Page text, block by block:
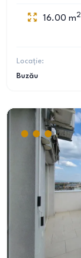
16.00 m2
Locație:
Buzău